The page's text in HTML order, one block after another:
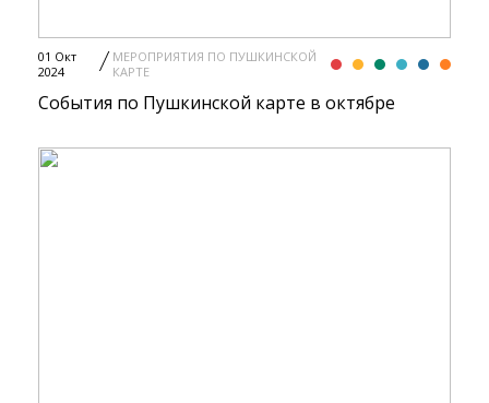
01 Окт
2024
МЕРОПРИЯТИЯ ПО ПУШКИНСКОЙ
КАРТЕ
События по Пушкинской карте в октябре